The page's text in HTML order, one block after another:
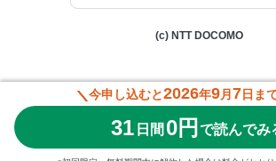
(c) NTT DOCOMO
今申し込むと2026年9月 7日ま
31 日間 0円 で読んでみ